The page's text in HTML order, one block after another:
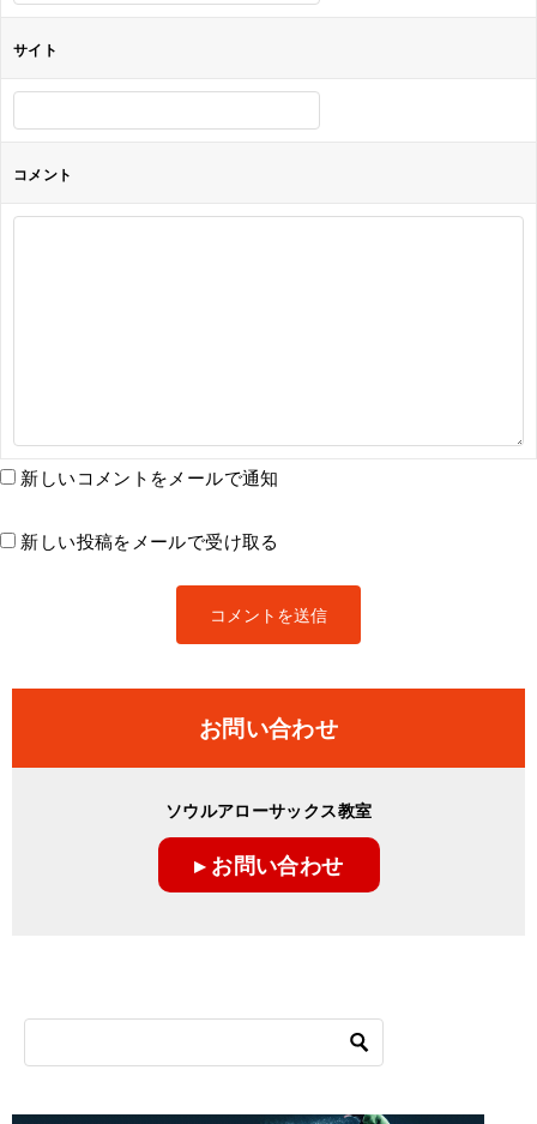
サイト
コメント
新しいコメントをメールで通知
新しい投稿をメールで受け取る
お問い合わせ
ソウルアローサックス教室
▸ お問い合わせ